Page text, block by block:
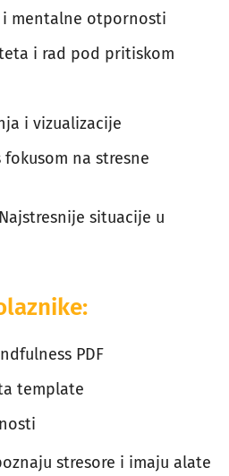
i mentalne otpornosti
i rad pod pritiskom
i vizualizacije
na stresne
situacije u
PDF
template
stresore i imaju alate